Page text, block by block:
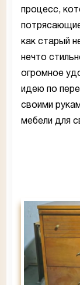
процесс,
как старый
нечто
огромное
идею по
своими
мебели для